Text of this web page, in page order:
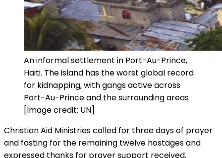
An informal settlement in Port-Au-Prince,
Haiti. The island has the worst global record
for kidnapping, with gangs active across
Port-Au-Prince and the surrounding areas
[Image credit: UN]
Christian Aid Ministries called for three days of prayer
and fasting for the remaining twelve hostages and
expressed thanks for prayer support received.